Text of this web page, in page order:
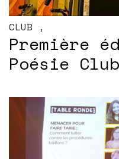
CLUB ,
Première
Poésie Club